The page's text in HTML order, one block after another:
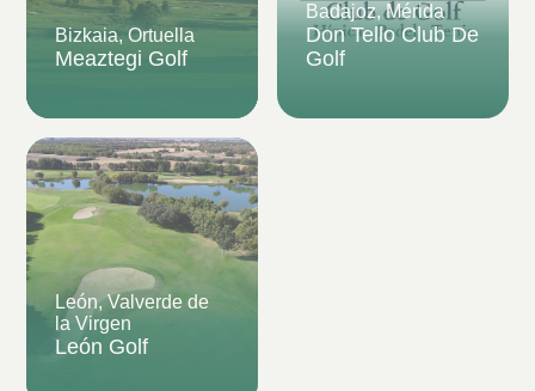
Bizkaia, Ortuella
Meaztegi Golf
Badajoz, Mérida
Don Tello Club De
Golf
León, Valverde de
la Virgen
León Golf